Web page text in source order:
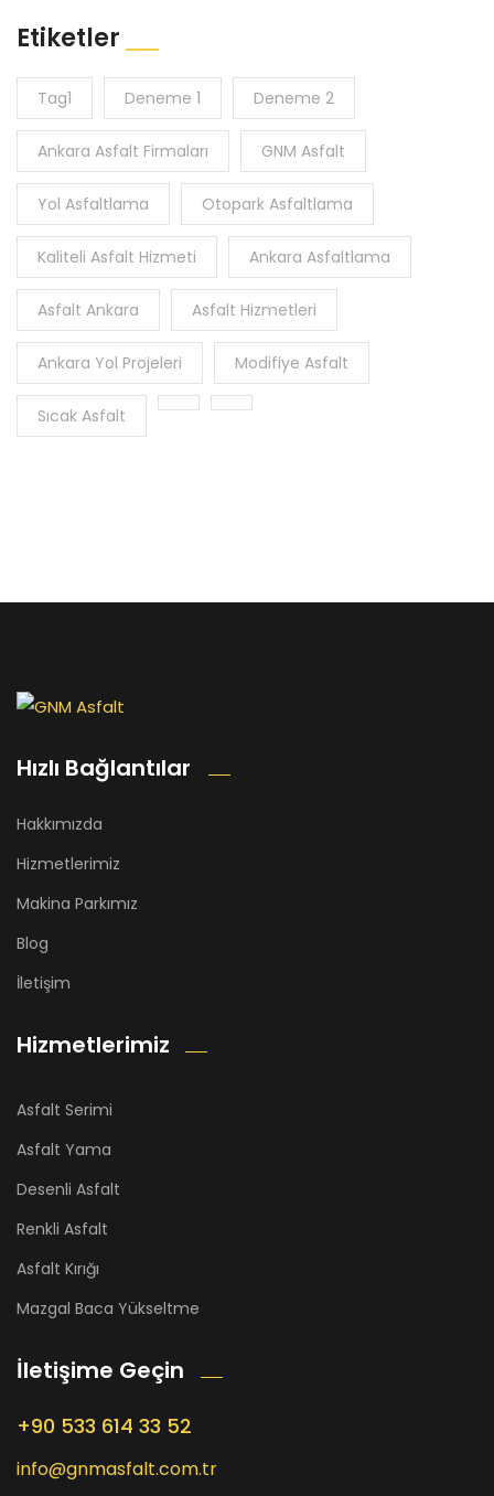
Etiketler
Tag1 Deneme 1 Deneme 2
Ankara Asfalt Firmaları GNM Asfalt
Yol Asfaltlama Otopark Asfaltlama
Kaliteli Asfalt Hizmeti Ankara Asfaltlama
Asfalt Ankara Asfalt Hizmetleri
Ankara Yol Projeleri Modifiye Asfalt
Sıcak Asfalt
Hızlı Bağlantılar
Hakkımızda
Hizmetlerimiz
Makina Parkımız
Blog
İletişim
Hizmetlerimiz
Asfalt Serimi
Asfalt Yama
Desenli Asfalt
Renkli Asfalt
Asfalt Kırığı
Mazgal Baca Yükseltme
İletişime Geçin
+90 533 614 33 52
info@gnmasfalt.com.tr